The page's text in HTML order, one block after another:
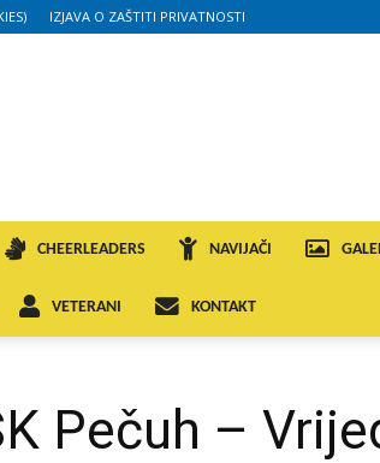
IZJAVA O ZAŠTITI PRIVATNOSTI
CHEERLEADERS NAVIJAČI
VETERANI KONTAKT
Pečuh –